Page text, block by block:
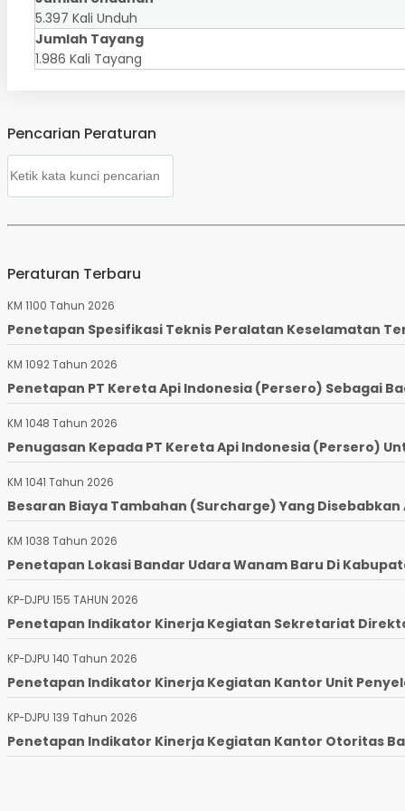
5.397 Kali Unduh
Jumlah Tayang
1.986 Kali Tayang
Pencarian Peraturan
Peraturan Terbaru
KM 1100 Tahun 2026
Penetapan Spesifikasi Teknis Peralatan Keselamatan
KM 1092 Tahun 2026
Penetapan PT Kereta Api Indonesia (Persero) Sebagai
KM 1048 Tahun 2026
Penugasan Kepada PT Kereta Api Indonesia (Persero)
KM 1041 Tahun 2026
Besaran Biaya Tambahan (Surcharge) Yang Disebabkan
KM 1038 Tahun 2026
Penetapan Lokasi Bandar Udara Wanam Baru Di
KP-DJPU 155 TAHUN 2026
Penetapan Indikator Kinerja Kegiatan Sekretariat
KP-DJPU 140 Tahun 2026
Penetapan Indikator Kinerja Kegiatan Kantor Unit
KP-DJPU 139 Tahun 2026
Penetapan Indikator Kinerja Kegiatan Kantor Otoritas